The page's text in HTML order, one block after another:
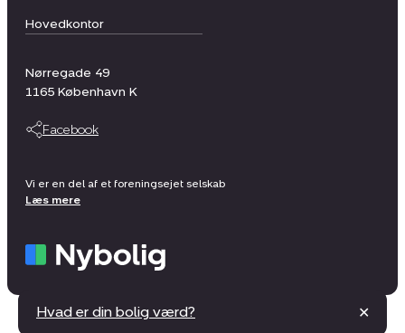
Hovedkontor
Nørregade 49
1165 København K
Facebook
Vi er en del af et foreningsejet selskab
Læs mere
Hvad er din bolig værd? ✕